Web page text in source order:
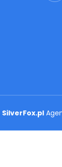
SilverFox.pl